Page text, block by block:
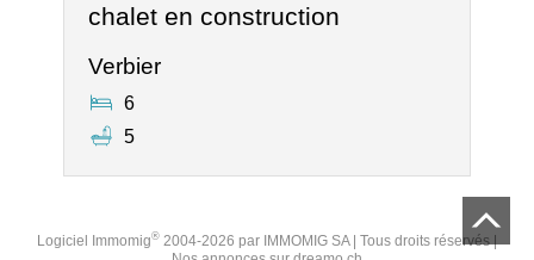
chalet en construction
Verbier
6
5
Logiciel Immomig® 2004-2026 par IMMOMIG SA | Tous droits réservés |